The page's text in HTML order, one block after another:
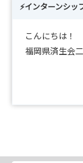
⚡インターンシッ
こんにちは！
福岡県済生会
こんな方にお
🌟手厚い教育
🌟福利厚生が